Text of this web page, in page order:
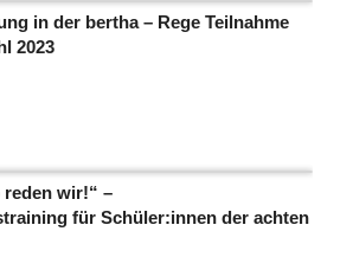
in der bertha – Rege Teilnahme
2023
wir!“ –
für Schüler:innen der achten